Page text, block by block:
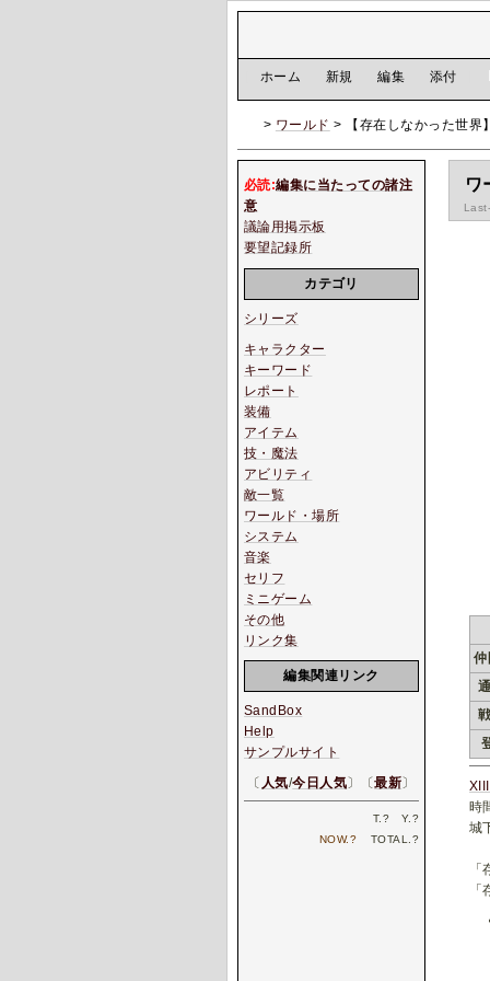
ホーム 新規 編集 添付
> ワールド > 【存在しなかった世界
ワ
仲
時
城
必読:編集に当たっての諸注
意
議論用掲示板
要望記録所
カテゴリ
シリーズ
キャラクター
キーワード
レポート
装備
アイテム
技・魔法
アビリティ
敵一覧
ワールド・場所
システム
音楽
セリフ
ミニゲーム
その他
リンク集
編集関連リンク
SandBox
Help
サンプルサイト
〔 人気/今日人気〕〔最新〕
T. ? Y. ?
NOW.? TOTAL. ?